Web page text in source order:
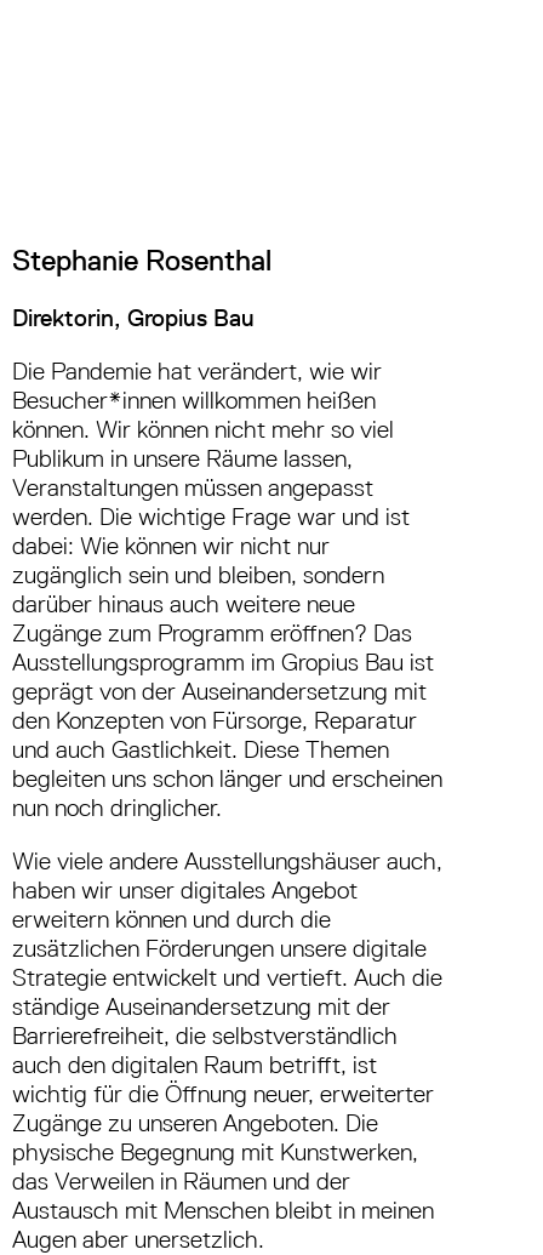
Stephanie Rosenthal
Direktorin, Gropius Bau
Die Pandemie hat verändert, wie wir
Besucher*innen willkommen heißen
können. Wir können nicht mehr so viel
Publikum in unsere Räume lassen,
Veranstaltungen müssen angepasst
werden. Die wichtige Frage war und ist
dabei: Wie können wir nicht nur
zugänglich sein und bleiben, sondern
darüber hinaus auch weitere neue
Zugänge zum Programm eröffnen? Das
Ausstellungsprogramm im Gropius Bau ist
geprägt von der Auseinandersetzung mit
den Konzepten von Fürsorge, Reparatur
und auch Gastlichkeit. Diese Themen
begleiten uns schon länger und erscheinen
nun noch dringlicher.
Wie viele andere Ausstellungshäuser auch,
haben wir unser digitales Angebot
erweitern können und durch die
zusätzlichen Förderungen unsere digitale
Strategie entwickelt und vertieft. Auch die
ständige Auseinandersetzung mit der
Barrierefreiheit, die selbstverständlich
auch den digitalen Raum betrifft, ist
wichtig für die Öffnung neuer, erweiterter
Zugänge zu unseren Angeboten. Die
physische Begegnung mit Kunstwerken,
das Verweilen in Räumen und der
Austausch mit Menschen bleibt in meinen
Augen aber unersetzlich.